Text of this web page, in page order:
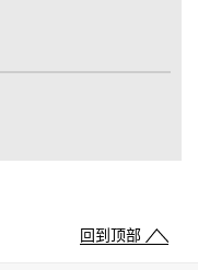
回到顶部